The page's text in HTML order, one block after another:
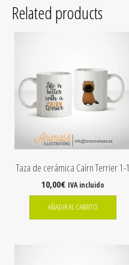
Related products
Taza de cerámica Cairn Terrier 1-1
10,00€ IVA incluido
AÑADIR AL CARRITO